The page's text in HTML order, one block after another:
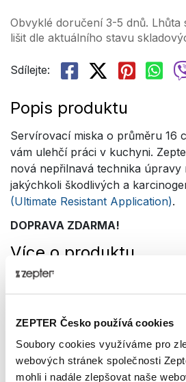
ZEPTER Česko používá cookies
Soubory cookies využíváme pro
webových stránek společnosti
mohli i nadále zlepšovat naše
Obvyklé doručení 3-5 dnů. Lhůta
lišit dle aktuálního stavu
Sdílejte:
Popis produktu
Servírovací miska o průměru 16
vám ulehčí práci v kuchyni.
nová nepřilnavá technika úpravy
jakýchkoli škodlivých a
(Ultimate Resistant Application).
DOPRAVA ZDARMA!
Více o produktu
Víceúčelové misky jsou
potravin při vaření a velmi
Misky mají různou velikost, jsou
a jsou určeny pro všechny druhy
Inovace značky Zepter.
Technická data